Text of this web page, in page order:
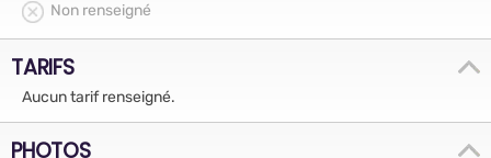
Non renseigné
TARIFS
Aucun tarif renseigné.
PHOTOS